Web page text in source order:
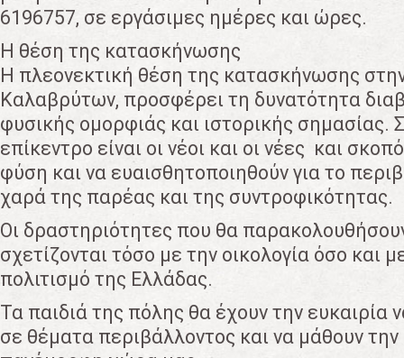
6196757, σε εργάσιμες ημέρες και ώρες.
Η θέση της κατασκήνωσης
Η πλεονεκτική θέση της κατασκήνωσης
Καλαβρύτων, προσφέρει τη δυνατότητα
φυσικής ομορφιάς και ιστορικής σημασίας.
επίκεντρο είναι οι νέοι και οι νέες και
φύση και να ευαισθητοποιηθούν για το
χαρά της παρέας και της συντροφικότητας.
Οι δραστηριότητες που θα
σχετίζονται τόσο με την οικολογία όσο και
πολιτισμό της Ελλάδας.
Τα παιδιά της πόλης θα έχουν την ευκαιρία
σε θέματα περιβάλλοντος και να μάθουν την